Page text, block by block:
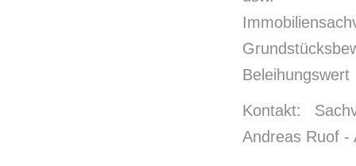
Beleihungswert
Kontakt:
Andreas Ruof -